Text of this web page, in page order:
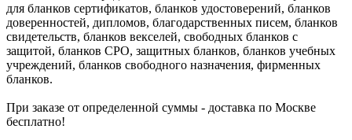
для бланков сертификатов, бланков удостоверений, бланков
доверенностей, дипломов, благодарственных писем, бланков
свидетельств, бланков векселей, свободных бланков с
защитой, бланков СРО, защитных бланков, бланков учебных
учреждений, бланков свободного назначения, фирменных
бланков.
При заказе от определенной суммы - доставка по Москве
бесплатно!